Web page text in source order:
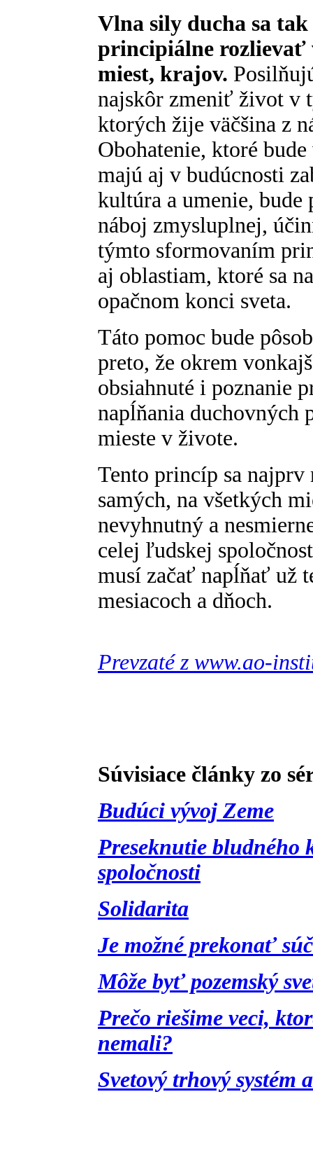
Vlna sily ducha sa
principiálne rozlievať
miest, krajov.
najskôr zmeniť život v
ktorých žije väčšina z
Obohatenie, ktoré
majú aj v budúcnosti
kultúra a umenie, bude
náboj zmysluplnej,
týmto sformovaním
aj oblastiam, ktoré sa
opačnom konci sveta.
Táto pomoc bude
preto, že okrem
obsiahnuté i poznanie
napĺňania duchovných
mieste v živote.
Tento princíp sa
samých, na všetkých
nevyhnutný a
celej ľudskej
musí začať napĺňať už
mesiacoch a dňoch.
Prevzaté z www.ao-
Súvisiace články zo
Budúci vývoj Zeme
Preseknutie bludného
spoločnosti
Solidarita
Je možné prekonať
Môže byť pozemský
Prečo riešime veci,
nemali?
Svetový trhový systém